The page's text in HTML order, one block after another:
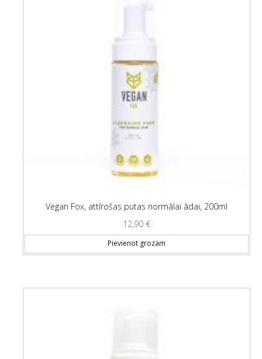
Vegan Fox, attīrošas putas normālai ādai, 200ml
12,90 €
Pievienot grozam